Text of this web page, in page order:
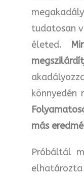
tudatosan
életed.
könnyedén
más
Próbáltál